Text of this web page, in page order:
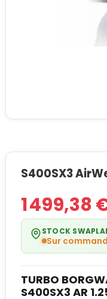
S400SX3
1 499,38
STOCK
Sur
TURBO
S400SX3 AR